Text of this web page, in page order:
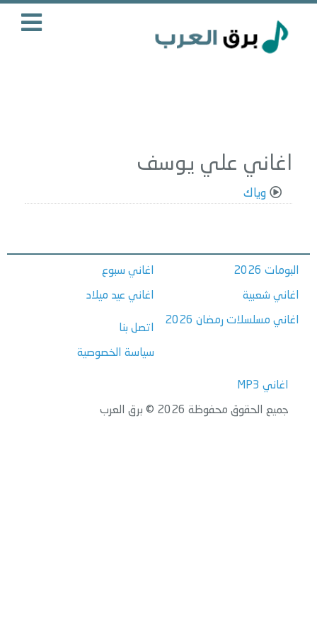
اغاني علي يوسف
وياك
البومات 2026
اغاني شعبية
اغاني مسلسلات رمضان 2026
اغاني سبوع
اغاني عيد ميلاد
اتصل بنا
سياسة الخصوصية
اغاني MP3
جميع الحقوق محفوظة 2026 © برق العرب